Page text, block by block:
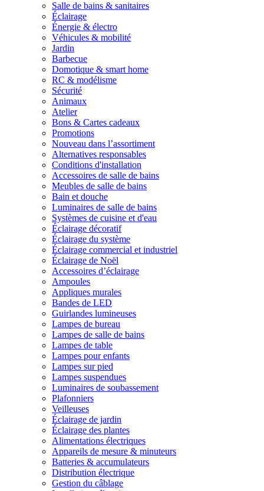
Salle de bains & sanitaires
Éclairage
Énergie & électro
Véhicules & mobilité
Jardin
Barbecue
Domotique & smart home
RC & modélisme
Sécurité
Animaux
Atelier
Bons & Cartes cadeaux
Promotions
Nouveau dans l’assortiment
Alternatives responsables
Conditions d'installation
Accessoires de salle de bains
Meubles de salle de bains
Bain et douche
Luminaires de salle de bains
Systèmes de cuisine et d'eau
Éclairage décoratif
Éclairage du système
Éclairage commercial et industriel
Éclairage de Noël
Accessoires d’éclairage
Ampoules
Appliques murales
Bandes de LED
Guirlandes lumineuses
Lampes de bureau
Lampes de salle de bains
Lampes de table
Lampes pour enfants
Lampes sur pied
Lampes suspendues
Luminaires de soubassement
Plafonniers
Veilleuses
Éclairage de jardin
Éclairage des plantes
Alimentations électriques
Appareils de mesure & minuteurs
Batteries & accumulateurs
Distribution électrique
Gestion du câblage